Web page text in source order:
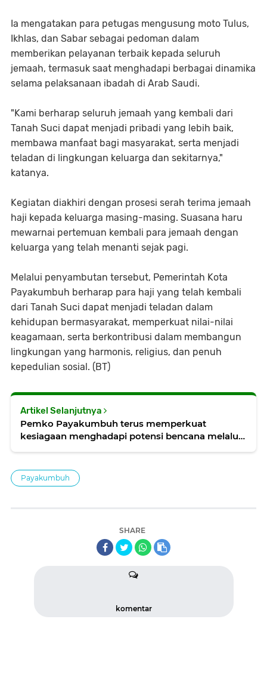
Ia mengatakan para petugas mengusung moto Tulus,
Ikhlas, dan Sabar sebagai pedoman dalam
memberikan pelayanan terbaik kepada seluruh
jemaah, termasuk saat menghadapi berbagai dinamika
selama pelaksanaan ibadah di Arab Saudi.
"Kami berharap seluruh jemaah yang kembali dari
Tanah Suci dapat menjadi pribadi yang lebih baik,
membawa manfaat bagi masyarakat, serta menjadi
teladan di lingkungan keluarga dan sekitarnya,"
katanya.
Kegiatan diakhiri dengan prosesi serah terima jemaah
haji kepada keluarga masing-masing. Suasana haru
mewarnai pertemuan kembali para jemaah dengan
keluarga yang telah menanti sejak pagi.
Melalui penyambutan tersebut, Pemerintah Kota
Payakumbuh berharap para haji yang telah kembali
dari Tanah Suci dapat menjadi teladan dalam
kehidupan bermasyarakat, memperkuat nilai-nilai
keagamaan, serta berkontribusi dalam membangun
lingkungan yang harmonis, religius, dan penuh
kepedulian sosial. (BT)
Artikel Selanjutnya
Pemko Payakumbuh terus memperkuat
kesiagaan menghadapi potensi bencana melalui
Payakumbuh
SHARE
komentar